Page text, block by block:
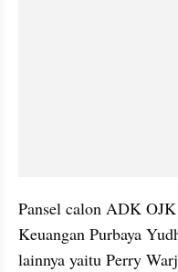
Pansel calon ADK
Keuangan Purbaya
lainnya yaitu Perry